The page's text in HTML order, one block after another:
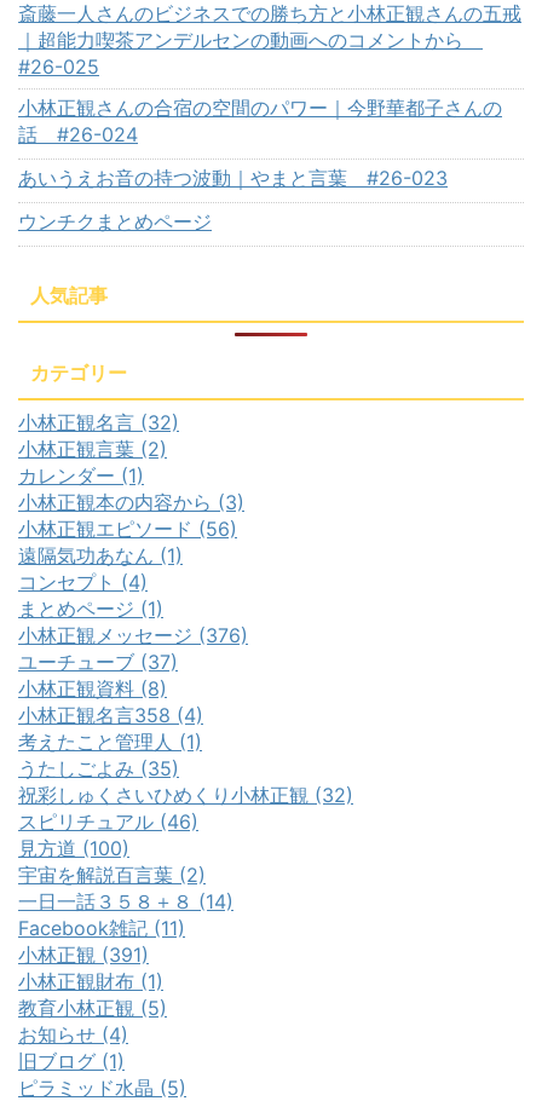
斎藤一人さんのビジネスでの勝ち方と小林正観さんの五戒
｜超能力喫茶アンデルセンの動画へのコメントから
#26-025
小林正観さんの合宿の空間のパワー｜今野華都子さんの
話 #26-024
あいうえお音の持つ波動｜やまと言葉 #26-023
ウンチクまとめページ
人気記事
カテゴリー
小林正観名言 (32)
小林正観言葉 (2)
カレンダー (1)
小林正観本の内容から (3)
小林正観エピソード (56)
遠隔気功あなん (1)
コンセプト (4)
まとめページ (1)
小林正観メッセージ (376)
ユーチューブ (37)
小林正観資料 (8)
小林正観名言358 (4)
考えたこと管理人 (1)
うたしごよみ (35)
祝彩しゅくさいひめくり小林正観 (32)
スピリチュアル (46)
見方道 (100)
宇宙を解説百言葉 (2)
一日一話３５８＋８ (14)
Facebook雑記 (11)
小林正観 (391)
小林正観財布 (1)
教育小林正観 (5)
お知らせ (4)
旧ブログ (1)
ピラミッド水晶 (5)